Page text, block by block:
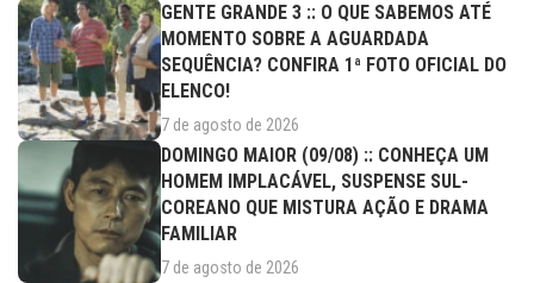
GENTE GRANDE 3 :: O QUE SABEMOS ATÉ
MOMENTO SOBRE A AGUARDADA
SEQUÊNCIA? CONFIRA 1ª FOTO OFICIAL DO
ELENCO!
7 de agosto de 2026
DOMINGO MAIOR (09/08) :: CONHEÇA UM
HOMEM IMPLACÁVEL, SUSPENSE SUL-
COREANO QUE MISTURA AÇÃO E DRAMA
FAMILIAR
7 de agosto de 2026